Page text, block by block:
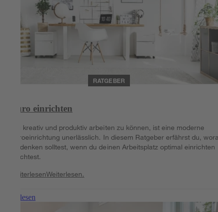
RATGEBER
Büro einrichten
Um kreativ und produktiv arbeiten zu können, ist eine moderne
Büroeinrichtung unerlässlich. In diesem Ratgeber erfährst du,
du denken solltest, wenn du deinen Arbeitsplatz optimal einrichten
möchtest.
WeiterlesenWeiterlesen.
Weiterlesen